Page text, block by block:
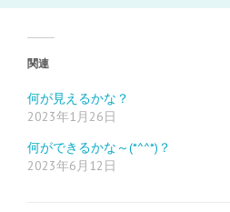
関連
何が見えるかな？
2023年1月26日
何ができるかな～(*^^*)？
2023年6月12日